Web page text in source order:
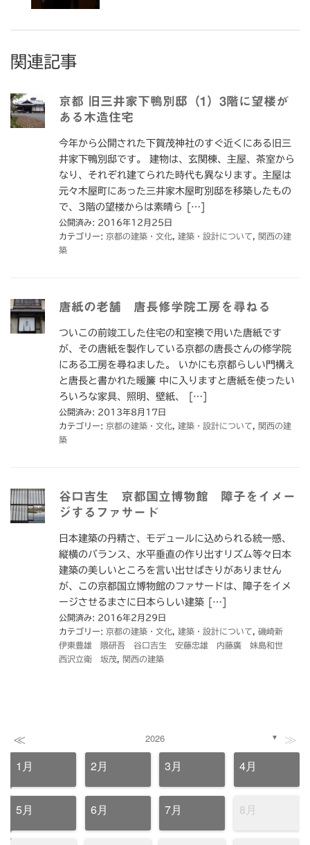
関連記事
京都 旧三井家下鴨別邸（1）3階に望楼が
ある木造住宅
今年から公開された下賀茂神社のすぐ近くにある旧三
井家下鴨別邸です。 建物は、玄関棟、主屋、茶室から
なり、それぞれ建てられた時代も異なります。主屋は
元々木屋町にあった三井家木屋町別邸を移築したもの
で、3階の望楼からは素晴ら […]
公開済み: 2016年12月25日
カテゴリー: 京都の建築・文化 建築・設計について
関西の建
築
唐紙の老舗 唐長修学院工房を尋ねる
ついこの前竣工した住宅の和室襖で用いた唐紙です
が、その唐紙を製作している京都の唐長さんの修学院
にある工房を尋ねました。 いかにも京都らしい門構え
と唐長と書かれた暖簾 中に入りますと唐紙を使ったい
ろいろな家具、照明、壁紙、 […]
公開済み: 2013年8月17日
カテゴリー: 京都の建築・文化 建築・設計について
関西の建
築
谷口吉生 京都国立博物館 障子をイメー
ジするファサード
日本建築の丹精さ、モデュールに込められる統一感、
縦横のバランス、水平垂直の作り出すリズム等々日本
建築の美しいところを言い出せばきりがありません
が、この京都国立博物館のファサードは、障子をイメ
ージさせるまさに日本らしい建築 […]
公開済み: 2016年2月29日
カテゴリー: 京都の建築・文化 建築・設計について
磯崎新
伊東豊雄 隈研吾 谷口吉生 安藤忠雄 内藤廣 妹島和世
西沢立衛 坂茂
関西の建築
≪ 2026 ▼ ≫
1月 2月 3月 4月
5月 6月 7月 8月